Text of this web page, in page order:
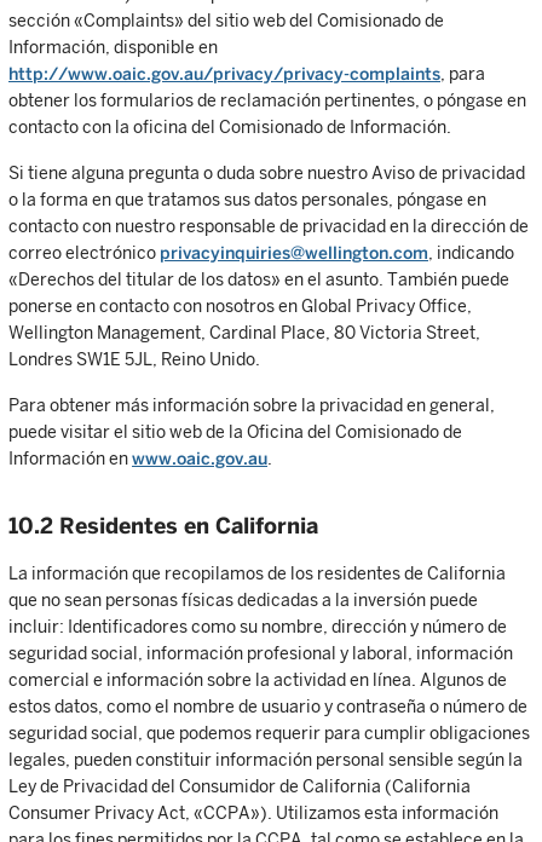
sección «Complaints» del sitio web del Comisionado de
Información, disponible en
http://www.oaic.gov.au/privacy/privacy-complaints , para
obtener los formularios de reclamación pertinentes, o póngase en
contacto con la oficina del Comisionado de Información.
Si tiene alguna pregunta o duda sobre nuestro Aviso de privacidad
o la forma en que tratamos sus datos personales, póngase en
contacto con nuestro responsable de privacidad en la dirección de
correo electrónico privacyinquiries@wellington.com , indicando
«Derechos del titular de los datos» en el asunto. También puede
ponerse en contacto con nosotros en Global Privacy Office,
Wellington Management, Cardinal Place, 80 Victoria Street,
Londres SW1E 5JL, Reino Unido.
Para obtener más información sobre la privacidad en general,
puede visitar el sitio web de la Oficina del Comisionado de
Información enwww.oaic.gov.au
10.2 Residentes en California
La información que recopilamos de los residentes de California
que no sean personas físicas dedicadas a la inversión puede
incluir: Identificadores como su nombre, dirección y número de
seguridad social, información profesional y laboral, información
comercial e información sobre la actividad en línea. Algunos de
estos datos, como el nombre de usuario y contraseña o número de
seguridad social, que podemos requerir para cumplir obligaciones
legales, pueden constituir información personal sensible según la
Ley de Privacidad del Consumidor de California (California
Consumer Privacy Act, «CCPA»). Utilizamos esta información